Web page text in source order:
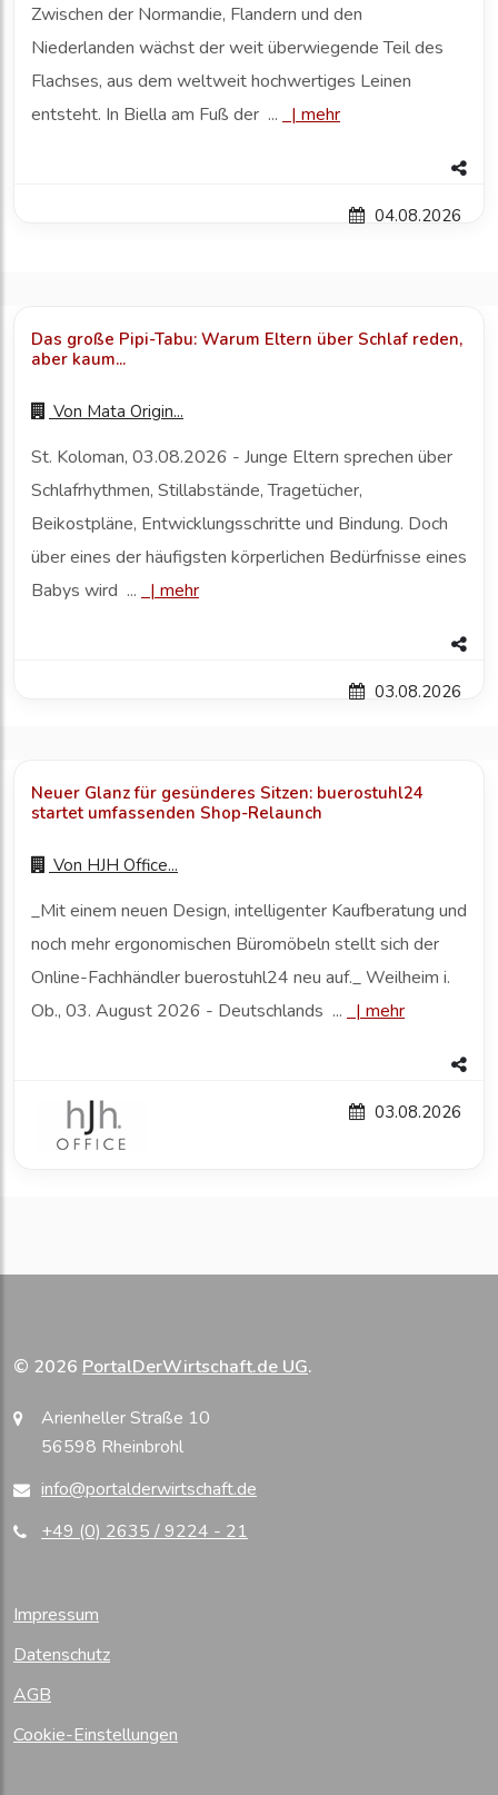
Zwischen der Normandie, Flandern und den
Niederlanden wächst der weit überwiegende Teil des
Flachses, aus dem weltweit hochwertiges Leinen
entsteht. In Biella am Fuß der ...
| mehr
04.08.2026
Das große Pipi-Tabu: Warum Eltern über Schlaf reden,
aber kaum...
Von Mata Origin...
St. Koloman, 03.08.2026 - Junge Eltern sprechen über
Schlafrhythmen, Stillabstände, Tragetücher,
Beikostpläne, Entwicklungsschritte und Bindung. Doch
über eines der häufigsten körperlichen Bedürfnisse eines
Babys wird ...
| mehr
03.08.2026
Neuer Glanz für gesünderes Sitzen: buerostuhl24
startet umfassenden Shop-Relaunch
Von HJH Office...
_Mit einem neuen Design, intelligenter Kaufberatung und
noch mehr ergonomischen Büromöbeln stellt sich der
Online-Fachhändler buerostuhl24 neu auf._ Weilheim i.
Ob., 03. August 2026 - Deutschlands ...
| mehr
03.08.2026
© 2026 PortalDerWirtschaft.de UG.
Arienheller Straße 10
56598 Rheinbrohl
info@portalderwirtschaft.de
+49 (0) 2635 / 9224 - 21
Impressum
Datenschutz
AGB
Cookie-Einstellungen